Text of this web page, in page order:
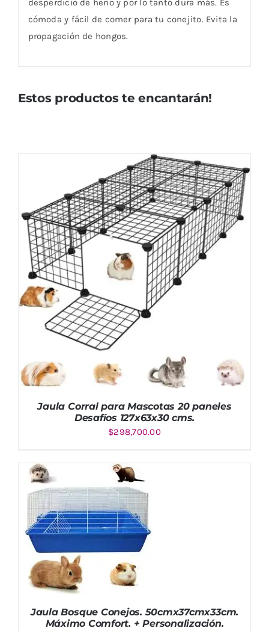
desperdicio de heno y por lo tanto dura más. Es
cómoda y fácil de comer para tu conejito. Evita la
propagación de hongos.
Estos productos te encantarán!
AÑADIR AL CARRITO
Jaula Corral para Mascotas 20 paneles
Desafíos 127x63x30 cms.
$298,700.00
Jaula Bosque Conejos. 50cmx37cmx33cm.
Máximo Comfort. + Personalización.